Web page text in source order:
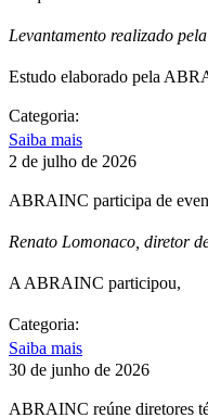
Levantamento realizado
Estudo elaborado pela
Categoria:
Saiba mais
2 de julho de 2026
ABRAINC participa de
Renato Lomonaco, diretor
A ABRAINC participou,
Categoria:
Saiba mais
30 de junho de 2026
ABRAINC reúne diretores